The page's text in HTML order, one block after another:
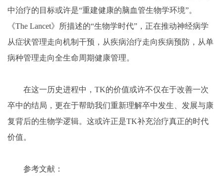
中治疗的目标或许是“重建健康的脑血管生物学环境”。
《The Lancet》所描述的“生物学时代”，正在推动神经病学
从症状管理走向机制干预，从疾病治疗走向疾病预防，从单
病种管理走向全生命周期健康管理。
在这一历史进程中，TK的价值或许不仅在于改善一次
卒中的结局，更在于帮助我们重新理解卒中发生、发展与康
复背后的生物学逻辑。这或许正是TK补充治疗真正的时代
价值。
参考文献：